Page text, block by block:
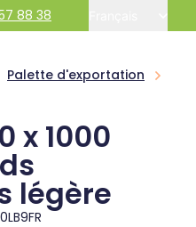
88 38
Palette d'exportation
x 1000
légère